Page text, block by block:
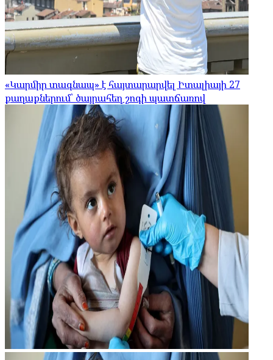
«Կարմիր տագնապ» է հայտարարվել Իտալիայի 27
քաղաքներում՝ ծայրահեղ շոգի պատճառով